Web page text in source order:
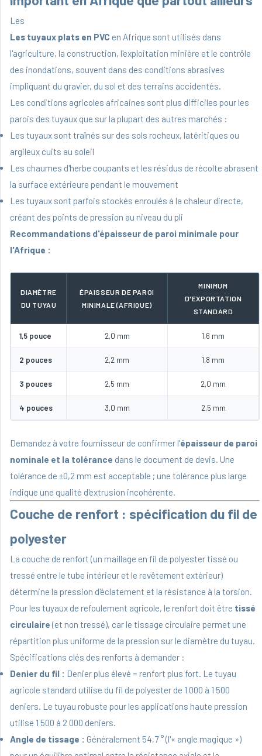
Les
Les tuyaux plats en PVC en Afrique sont utilisés dans
l'agriculture, la construction, l'exploitation minière et le contrôle
des inondations, souvent dans des conditions abrasives
impliquant du gravier, du sol et des terrains accidentés.
Les conditions agricoles africaines sont plus difficiles pour les
parois des tuyaux que sur la plupart des autres marchés :
Les tuyaux sont traînés sur des sols rocheux, latéritiques ou
argileux cuits au soleil
Les chaumes d'herbe coupants et les résidus de récolte abrasent
la surface extérieure pendant le mouvement
Les tuyaux sont parfois stockés enroulés à la chaleur directe,
créant des points de pression au niveau du pli
Recommandations d'épaisseur de paroi minimale pour
l'Afrique :
DIAMÈTRE
DU TUYAU
ÉPAISSEUR DE PAROI
MINIMALE (AFRIQUE)
MINIMUM
D'EXPORTATION
STANDARD
1,5 pouce 2,0 mm 1,6 mm
2 pouces 2,2 mm 1,8 mm
3 pouces 2,5 mm 2,0 mm
4 pouces 3,0 mm 2,5 mm
Demandez à votre fournisseur de confirmer l'épaisseur de paroi
nominale et la tolérance dans le document de devis. Une
tolérance de ±0,2 mm est acceptable ; une tolérance plus large
indique une qualité d'extrusion incohérente.
Couche de renfort : spécification du fil de
polyester
La couche de renfort (un maillage en fil de polyester tissé ou
tressé entre le tube intérieur et le revêtement extérieur)
détermine la pression d'éclatement et la résistance à la torsion.
Pour les tuyaux de refoulement agricole, le renfort doit être tissé
circulaire (et non tressé), car le tissage circulaire permet une
répartition plus uniforme de la pression sur le diamètre du tuyau.
Spécifications clés des renforts à demander :
Denier du fil : Denier plus élevé = renfort plus fort. Le tuyau
agricole standard utilise du fil de polyester de 1 000 à 1 500
deniers. Le tuyau robuste pour les applications haute pression
utilise 1 500 à 2 000 deniers.
Angle de tissage : Généralement 54,7 ° (l'« angle magique »)